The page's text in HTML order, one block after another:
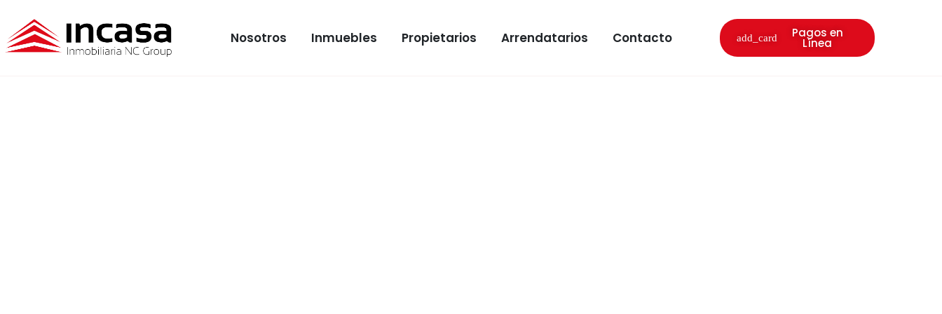
Nosotros Inmuebles Propietarios Arrendatarios Contacto Pagos en
Línea